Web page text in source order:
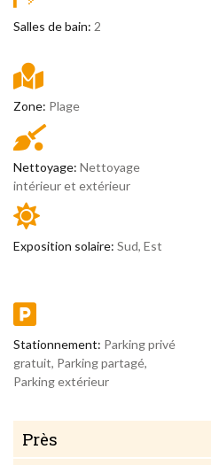
Salles de bain: 2
Zone: Plage
Nettoyage: Nettoyage
intérieur et extérieur
Exposition solaire: Sud, Est
Stationnement: Parking privé
gratuit, Parking partagé,
Parking extérieur
Près